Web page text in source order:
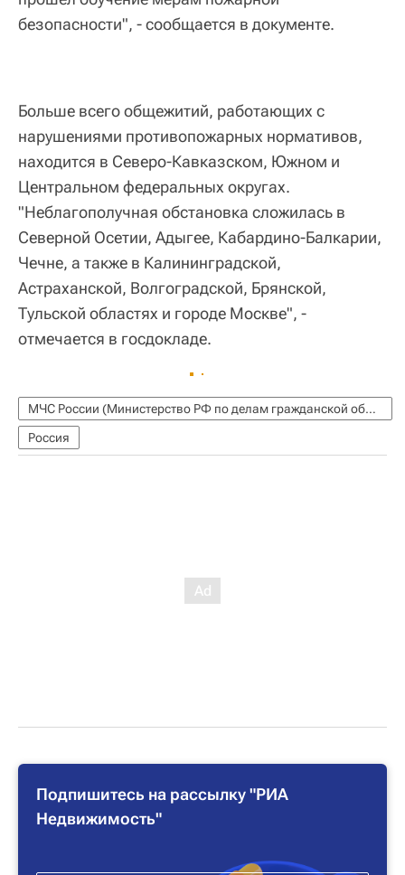
безопасности", - сообщается в документе.
Больше всего общежитий, работающих с
нарушениями противопожарных нормативов,
находится в Северо-Кавказском, Южном и
Центральном федеральных округах.
"Неблагополучная обстановка сложилась в
Северной Осетии, Адыгее, Кабардино-Балкарии,
Чечне, а также в Калининградской,
Астраханской, Волгоградской, Брянской,
Тульской областях и городе Москве", -
отмечается в госдокладе.
МЧС России (Министерство РФ по делам гражданской обороны, чрезвычайным ситуациям и ликвидации последствий стихийных бедствий)
Россия
Подпишитесь на рассылку "РИА
Недвижимость"